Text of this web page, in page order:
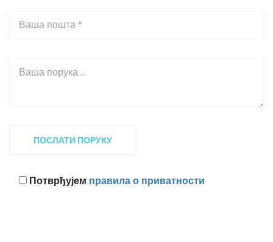
Потврђујем правила о приватности